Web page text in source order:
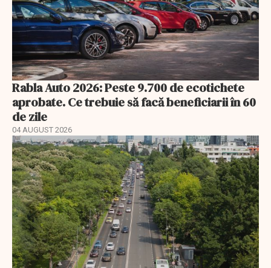
Rabla Auto 2026: Peste 9.700 de ecotichete
aprobate. Ce trebuie să facă beneficiarii în 60
de zile
04 AUGUST 2026